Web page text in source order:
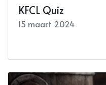
KFCL Quiz
15 maart 2024